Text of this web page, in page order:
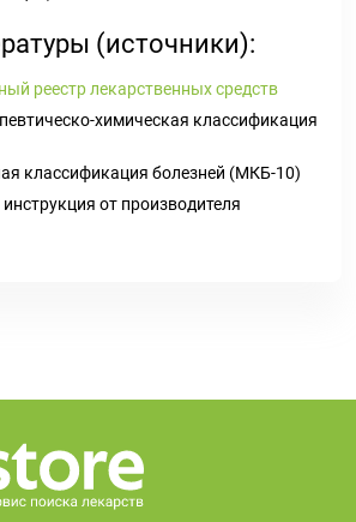
(источники):
реестр лекарственных средств
химическая классификация
классификация болезней (МКБ-10)
от производителя